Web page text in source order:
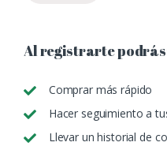
Al registrarte
Comprar más rápido
Hacer seguimiento a
Llevar un historial de